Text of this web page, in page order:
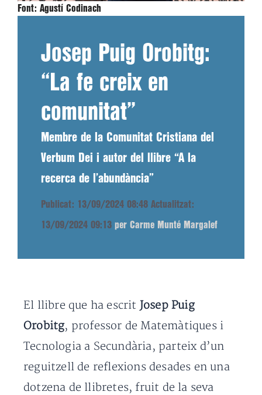
Font: Agustí Codinach
Josep Puig Orobitg:
“La fe creix en
comunitat”
Membre de la Comunitat Cristiana del
Verbum Dei i autor del llibre “A la
recerca de l’abundància”
Publicat: 13/09/2024 08:48 Actualitzat:
13/09/2024 09:13 per Carme Munté Margalef
El llibre que ha escrit Josep Puig
Orobitg, professor de Matemàtiques i
Tecnologia a Secundària, parteix d’un
reguitzell de reflexions desades en una
dotzena de llibretes, fruit de la seva